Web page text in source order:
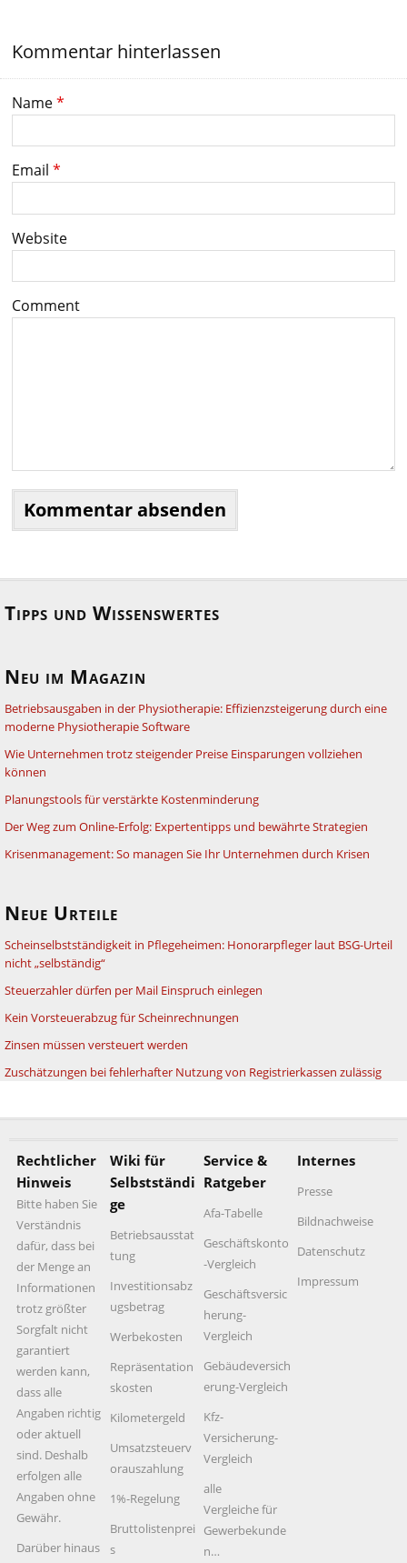
Kommentar hinterlassen
Name*
Email *
Website
Comment
Tipps und Wissenswertes
Neu im Magazin
Betriebsausgaben in der Physiotherapie: Effizienzsteigerung durch eine
moderne Physiotherapie Software
Wie Unternehmen trotz steigender Preise Einsparungen vollziehen
können
Planungstools für verstärkte Kostenminderung
Der Weg zum Online-Erfolg: Expertentipps und bewährte Strategien
Krisenmanagement: So managen Sie Ihr Unternehmen durch Krisen
Neue Urteile
Scheinselbstständigkeit in Pflegeheimen: Honorarpfleger laut BSG-Urteil
nicht „selbständig“
Steuerzahler dürfen per Mail Einspruch einlegen
Kein Vorsteuerabzug für Scheinrechnungen
Zinsen müssen versteuert werden
Zuschätzungen bei fehlerhafter Nutzung von Registrierkassen zulässig
Rechtlicher
Hinweis
Bitte haben Sie
Verständnis
dafür, dass bei
der Menge an
Informationen
trotz größter
Sorgfalt nicht
garantiert
werden kann,
dass alle
Angaben richtig
oder aktuell
sind. Deshalb
erfolgen alle
Angaben ohne
Gewähr.
Darüber hinaus
Wiki für
Selbstständi
ge
Betriebsausstat
tung
Investitionsabz
ugsbetrag
Werbekosten
Repräsentation
skosten
Kilometergeld
Umsatzsteuerv
orauszahlung
1%-Regelung
Bruttolistenprei
s
Service &
Ratgeber
Afa-Tabelle
Geschäftskonto
-Vergleich
Geschäftsversic
herung-
Vergleich
Gebäudeversich
erung-Vergleich
Kfz-
Versicherung-
Vergleich
alle
Vergleiche für
Gewerbekunde
n…
Internes
Presse
Bildnachweise
Datenschutz
Impressum